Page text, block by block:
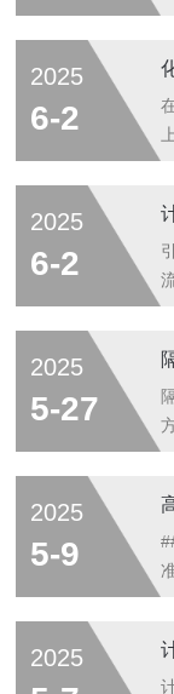
2025
6-2
2025
6-2
2025
5-27
2025
5-9
2025